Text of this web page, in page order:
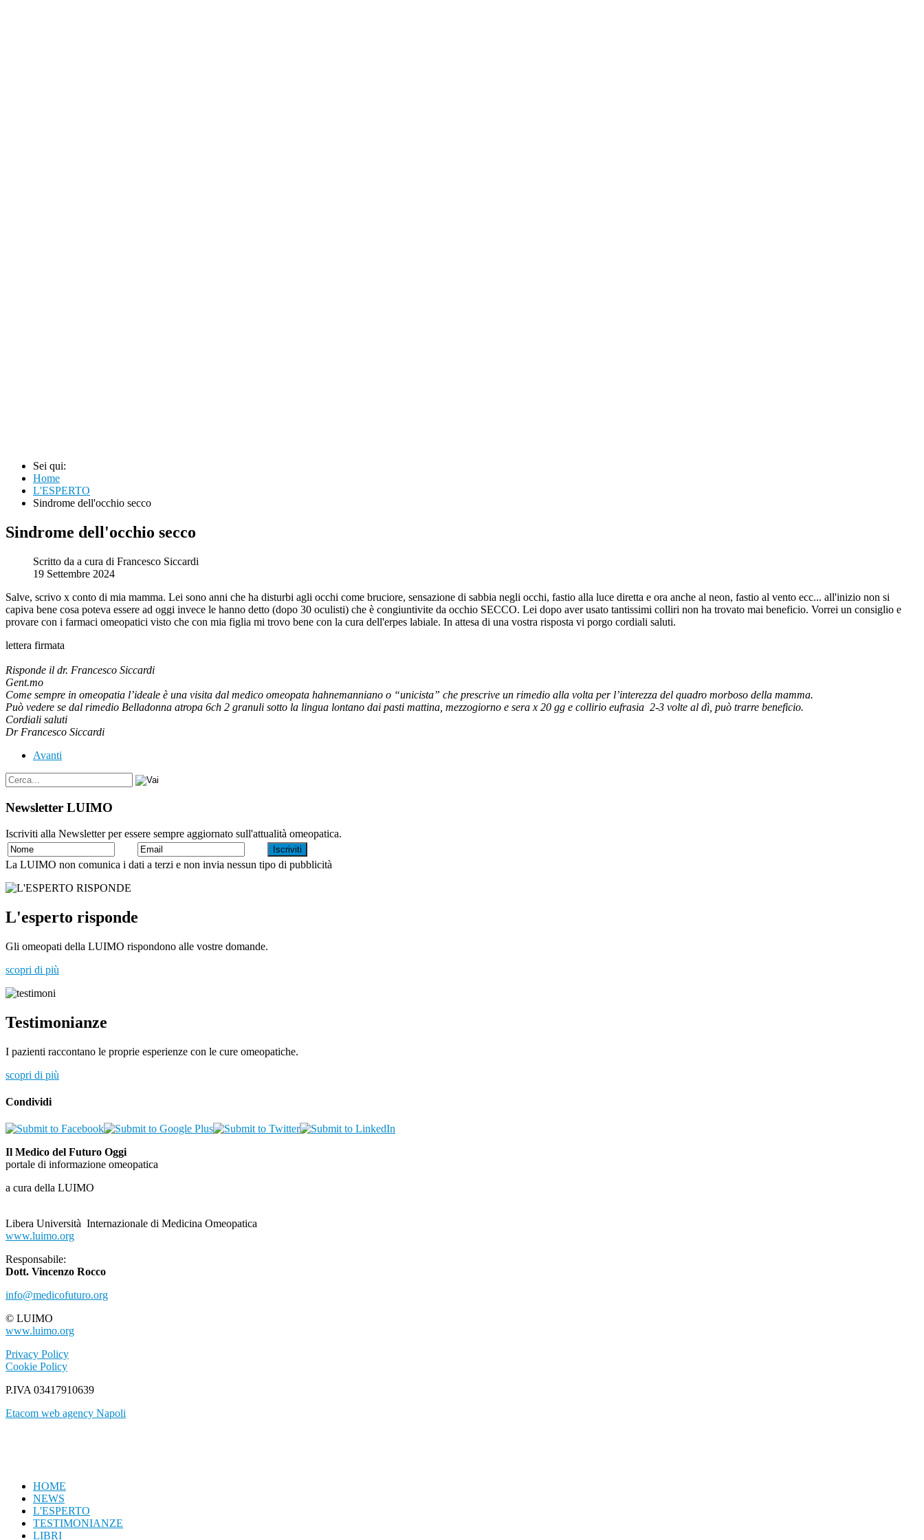
Sei qui:
Home
L'ESPERTO
Sindrome dell'occhio secco
Sindrome dell'occhio secco
Scritto da a cura di Francesco Siccardi
19 Settembre 2024
Salve, scrivo x conto di mia mamma. Lei sono anni che ha disturbi agli occhi come bruciore, sensazione di sabbia negli occhi, fastio alla luce diretta e ora anche al neon, fastio al vento ecc... all'inizio non si
capiva bene cosa poteva essere ad oggi invece le hanno detto (dopo 30 oculisti) che è congiuntivite da occhio SECCO. Lei dopo aver usato tantissimi colliri non ha trovato mai beneficio. Vorrei un consiglio e
provare con i farmaci omeopatici visto che con mia figlia mi trovo bene con la cura dell'erpes labiale. In attesa di una vostra risposta vi porgo cordiali saluti.
lettera firmata
Risponde il dr. Francesco Siccardi
Gent.mo
Come sempre in omeopatia l’ideale è una visita dal medico omeopata hahnemanniano o “unicista” che prescrive un rimedio alla volta per l’interezza del quadro morboso della mamma.
Può vedere se dal rimedio Belladonna atropa 6ch 2 granuli sotto la lingua lontano dai pasti mattina, mezzogiorno e sera x 20 gg e collirio eufrasia 2-3 volte al dì, può trarre beneficio.
Cordiali saluti
Dr Francesco Siccardi
Avanti
Newsletter LUIMO
Iscriviti alla Newsletter per essere sempre aggiornato sull'attualità omeopatica.
La LUIMO non comunica i dati a terzi e non invia nessun tipo di pubblicità
L'esperto risponde
Gli omeopati della LUIMO rispondono alle vostre domande.
scopri di più
Testimonianze
I pazienti raccontano le proprie esperienze con le cure omeopatiche.
scopri di più
Condividi
Il Medico del Futuro Oggi
portale di informazione omeopatica
a cura della LUIMO
Libera Università Internazionale di Medicina Omeopatica
www.luimo.org
Responsabile:
Dott. Vincenzo Rocco
info@medicofuturo.org
© LUIMO
www.luimo.org
Privacy Policy
Cookie Policy
P.IVA 03417910639
Etacom web agency Napoli
HOME
NEWS
L'ESPERTO
TESTIMONIANZE
LIBRI